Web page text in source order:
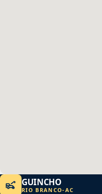
GUINCHO
RIO BRANCO-AC